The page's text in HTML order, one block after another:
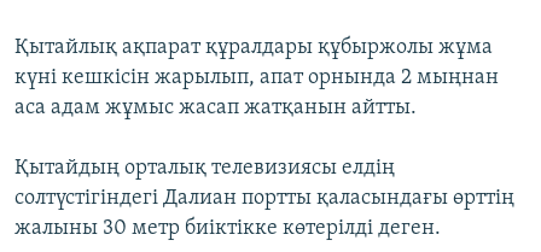
Русский
ЖАЗЫЛЫҢЫЗ
Басқа тілдерде
Қытайлық ақпарат құралдары құбыржолы жұма
күні кешкісін жарылып, апат орнында 2 мыңнан
аса адам жұмыс жасап жатқанын айтты.
Қытайдың орталық телевизиясы елдің
солтүстігіндегі Далиан портты қаласындағы өрттің
жалыны 30 метр биіктікке көтерілді деген.